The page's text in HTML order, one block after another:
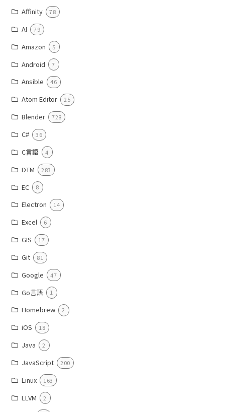
Affinity 78
AI 79
Amazon 5
Android 7
Ansible 46
Atom Editor 25
Blender 728
C# 36
C言語 4
DTM 283
EC 8
Electron 14
Excel 6
GIS 17
Git 81
Google 47
Go言語 1
Homebrew 2
iOS 18
Java 2
JavaScript 200
Linux 163
LLVM 2